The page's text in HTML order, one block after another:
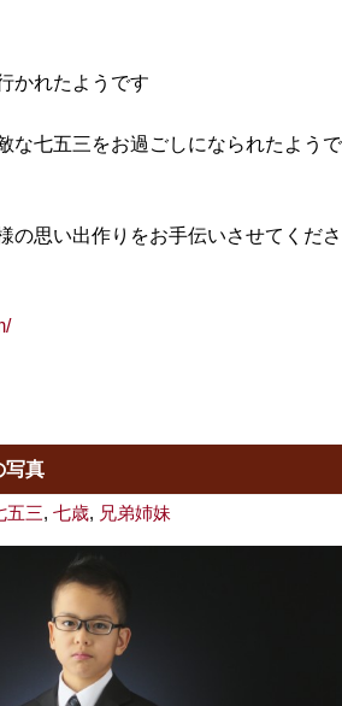
かれたようです
な七五三をお過ごしになられたようで
の思い出作りをお手伝いさせてくださ
写真
五三, 七歳, 兄弟姉妹